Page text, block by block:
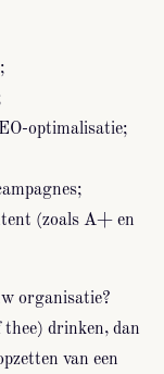
optimalisatie;
(zoals A+ en
organisatie?
drinken, dan
van een